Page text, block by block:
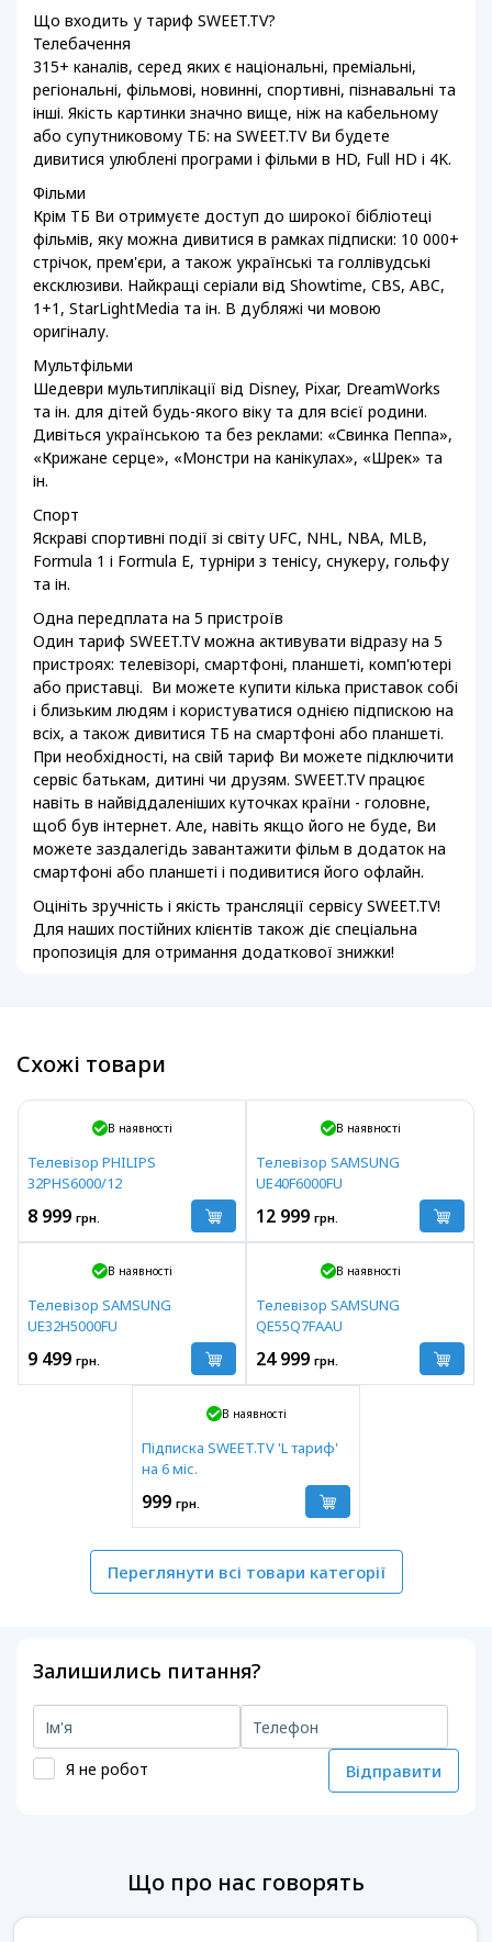
Що входить у тариф SWEET.TV?
Телебачення
315+ каналів, серед яких є національні, преміальні,
регіональні, фільмові, новинні, спортивні, пізнавальні та
інші. Якість картинки значно вище, ніж на кабельному
або супутниковому ТБ: на SWEET.TV Ви будете
дивитися улюблені програми і фільми в HD, Full HD і 4K.
Фільми
Крім ТБ Ви отримуєте доступ до широкої бібліотеці
фільмів, яку можна дивитися в рамках підписки: 10 000+
стрічок, прем'єри, а також українські та голлівудські
ексклюзиви. Найкращі серіали від Showtime, CBS, ABC,
1+1, StarLightMedia та ін. В дубляжі чи мовою
оригіналу.
Мультфільми
Шедеври мультиплікації від Disney, Pixar, DreamWorks
та ін. для дітей будь-якого віку та для всієї родини.
Дивіться українською та без реклами: «Свинка Пеппа»,
«Крижане серце», «Монстри на канікулах», «Шрек» та
ін.
Спорт
Яскраві спортивні події зі світу UFC, NHL, NBA, MLB,
Formula 1 і Formula E, турніри з тенісу, снукеру, гольфу
та ін.
Одна передплата на 5 пристроїв
Один тариф SWEET.TV можна активувати відразу на 5
пристроях: телевізорі, смартфоні, планшеті, комп'ютері
або приставцi. Ви можете купити кілька приставок собі
і близьким людям і користуватися однією підпискою на
всіх, а також дивитися ТБ на смартфоні або планшеті.
При необхідності, на свій тариф Ви можете підключити
сервіс батькам, дитині чи друзям. SWEET.TV працює
навіть в найвіддаленіших куточках країни - головне,
щоб був інтернет. Але, навіть якщо його не буде, Ви
можете заздалегідь завантажити фільм в додаток на
смартфоні або планшеті і подивитися його офлайн.
Оцініть зручність і якість трансляції сервісу SWEET.TV!
Для наших постійних клієнтів також діє спеціальна
пропозиція для отримання додаткової знижки!
Схожі товари
В наявності
Телевізор PHILIPS
32PHS6000/12
8 999 грн.
В наявності
Телевізор SAMSUNG
UE40F6000FU
12 999 грн.
В наявності
Телевізор SAMSUNG
UE32H5000FU
9 499 грн.
В наявності
Телевізор SAMSUNG
QE55Q7FAAU
24 999 грн.
В наявності
Підписка SWEET.TV 'L тариф'
на 6 міс.
999 грн.
Переглянути всі товари категорії
Залишились питання?
Я не робот Відправити
Що про нас говорять